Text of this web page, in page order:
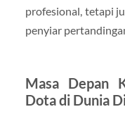
profesional, tetapi
penyiar
Masa Depan
Dota di Dunia